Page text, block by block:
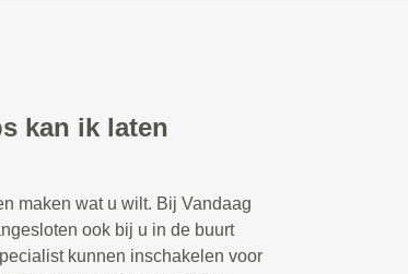
kan ik laten
maken wat u wilt. Bij Vandaag
ook bij u in de buurt
kunnen inschakelen voor